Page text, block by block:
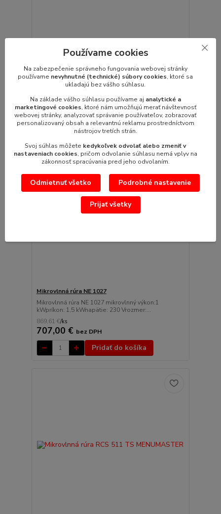
Mikrovlnná rúra NE 1037
Mikrovlnná rúra NE 1037 mikrovlnný výkon:1
kWpríkon:1,5 kWnapätie: 230 Vrozmer:5...
ks
727,00 €bez DPH
Pridať do košíka
Mikrovlnná rúra NE 1027
Mikrovlnná rúra NE 1027 mikrovlnný výkon:1
kWpríkon: 1,5 kWnapätie: 230 Vrozmer:...
869,61 €/ks
707,00 € bez DPH
Pridať do košíka
Používame cookies
Na zabezpečenie správneho fungovania webovej stránky
používame nevyhnutné (technické) súbory cookies, ktoré sa
ukladajú bez vášho súhlasu.
Na základe vášho súhlasu používame aj analytické a
marketingové cookies, ktoré nám umožňujú merať návštevnosť
webovej stránky, analyzovať správanie používateľov, zobrazovať
personalizovaný obsah a relevantnú reklamu prostredníctvom
nástrojov tretích strán.
Svoj súhlas môžete kedykoľvek odvolať alebo zmeniť v
nastaveniach cookies, pričom odvolanie súhlasu nemá vplyv na
zákonnosť spracúvania pred jeho odvolaním.
Odmietnuť všetko Podrobné nastavenie
Prijať všetky